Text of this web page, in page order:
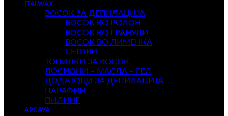
ITALWAX
ВОСОК ЗА ДЕПИЛАЦИЈА
ВОСОК ВО РОЛОН
ВОСОК ВО ГРАНУЛИ
ВОСОК ВО ЛИМЕНКА
СЕТОВИ
ТОПИЛКИ ЗА ВОСОК
ЛОСИОНИ – МАСЛА – ГЕЛ
ДОДАТОЦИ ЗА ДЕПИЛАЦИЈА
ПАРАФИН
ПИЛИНГ
ARCAYA